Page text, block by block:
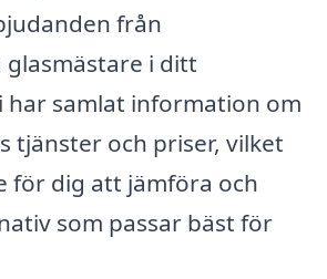
från
i ditt
har samlat information om
tjänster och priser, vilket
för dig att jämföra och
som passar bäst för